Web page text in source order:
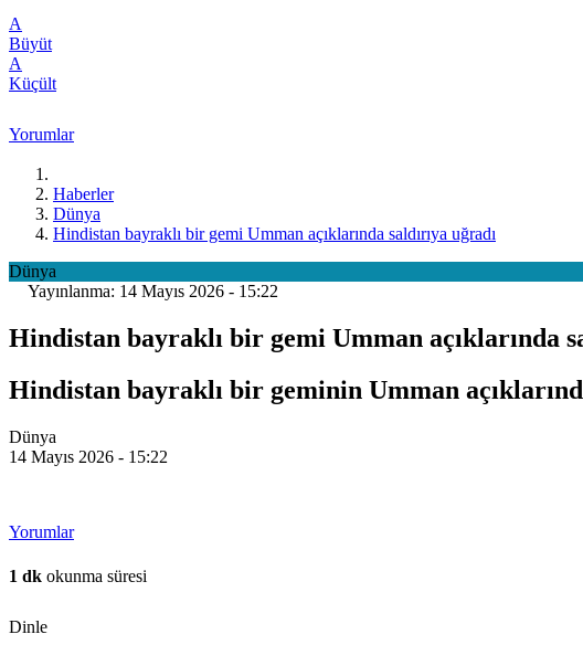
A
Büyüt
A
Küçült
Yorumlar
Haberler
Dünya
Hindistan bayraklı bir gemi Umman açıklarında saldırıya uğradı
Dünya
Yayınlanma: 14 Mayıs 2026 - 15:22
Hindistan bayraklı bir gemi Umman açıklarında
Hindistan bayraklı bir geminin Umman
Dünya
14 Mayıs 2026 - 15:22
Yorumlar
1 dk okunma süresi
Dinle